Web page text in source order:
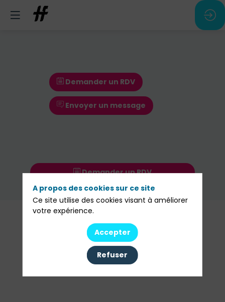
Demander un RDV
Envoyer un message
Demander un RDV
Envoyer un message
Nos
Toutes les sessions
A propos des cookies sur ce site
Ce site utilise des cookies visant à améliorer
votre expérience.
Accepter
Refuser